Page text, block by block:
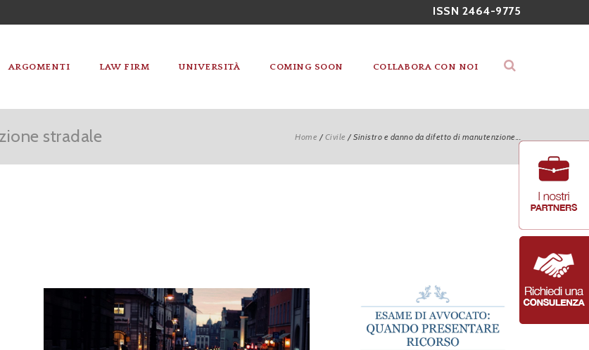
ISSN 2464-9775
ARGOMENTI LAW FIRM UNIVERSITÀ COMING SOON COLLABORA CON NOI
Home /Civile /Sinistro e danno da difetto di manutenzione...
stradale